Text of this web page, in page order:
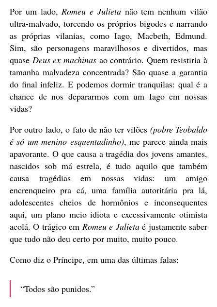
Por um lado,Romeu e Julietanão tem nenhum vilão
ultra-malvado, torcendo os próprios bigodes e narrando
as próprias vilanias, como Iago, Macbeth, Edmund.
Sim, são personagens maravilhosos e divertidos, mas
quase Deus ex machinasao contrário. Quem resistiria à
tamanha malvadeza concentrada? São quase a garantia
do final infeliz. E podemos dormir tranquilas: qual é a
chance de nos depararmos com um Iago em nossas
vidas?
Por outro lado, o fato de não ter vilões (pobre Teobaldo
é só um menino esquentadinho), me parece ainda mais
apavorante. O que causa a tragédia dos jovens amantes,
nascidos sob má estrela, é tudo aquilo que também
causa tragédias em nossas vidas: um amigo
encrenqueiro pra cá, uma família autoritária pra lá,
adolescentes cheios de hormônios e inconsequentes
aqui, um plano meio idiota e excessivamente otimista
acolá. O trágico em Romeu e Julietaé justamente saber
que tudo não deu certo por muito, muito pouco.
Como diz o Príncipe, em uma das últimas falas:
“Todos são punidos.”